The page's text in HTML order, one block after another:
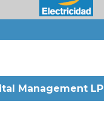
Management LP